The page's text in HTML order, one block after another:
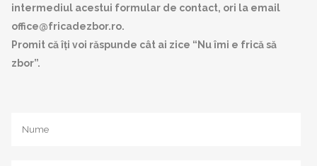
intermediul acestui formular de contact, ori la email
office@fricadezbor.ro.
Promit că îți voi răspunde cât ai zice “Nu îmi e frică să
zbor”.